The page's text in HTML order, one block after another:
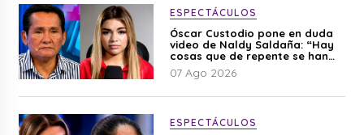
ESPECTÁCULOS
Óscar Custodio pone en duda
video de Naldy Saldaña: “Hay
cosas que de repente se han
editado”
07 Ago 2026
ESPECTÁCULOS